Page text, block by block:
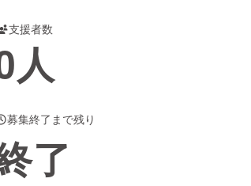
ルスケア
支援者数
人
募集終了まで残り
了